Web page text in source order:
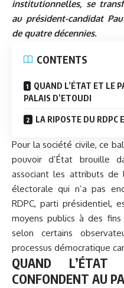
institutionnelles, se
au président-candidat
de quatre décennies.
CONTENTS
QUAND L’ÉTAT ET LE
PALAIS D’ETOUDI
LA RIPOSTE DU RDPC
Pour la société civile, ce
pouvoir d’État brouille
associant les attributs de
électorale qui n’a pas
RDPC, parti présidentiel,
moyens publics à des
selon certains
processus démocratique
QUAND
CONFONDENT AU